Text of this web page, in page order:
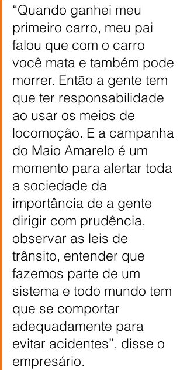
“Quando ganhei meu
primeiro carro, meu pai
falou que com o carro
você mata e também pode
morrer. Então a gente tem
que ter responsabilidade
ao usar os meios de
locomoção. E a campanha
do Maio Amarelo é um
momento para alertar toda
a sociedade da
importância de a gente
dirigir com prudência,
observar as leis de
trânsito, entender que
fazemos parte de um
sistema e todo mundo tem
que se comportar
adequadamente para
evitar acidentes”, disse o
empresário.